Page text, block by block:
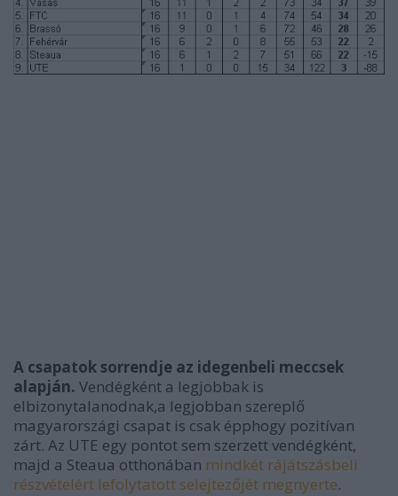
A csapatok sorrendje az idegenbeli meccsek
alapján. Vendégként a legjobbak is
elbizonytalanodnak,a legjobban szereplő
magyarországi csapat is csak épphogy pozitívan
zárt. Az UTE egy pontot sem szerzett vendégként,
majd a Steaua otthonában mindkét rájátszásbeli
részvételért lefolytatott selejtezőjét megnyerte.